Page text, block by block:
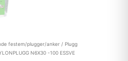
festem/plugger/anker/ Plugg
N6X30 -100 ESSVE